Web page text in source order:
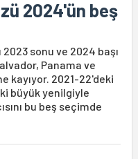
2024'ün beş
sonu ve 2024 başı
Panama ve
kayıyor. 2021-22'deki
büyük yenilgiyle
bu beş seçimde